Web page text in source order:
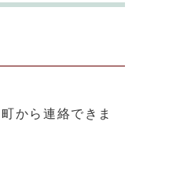
から連絡できま